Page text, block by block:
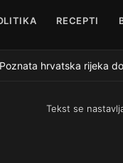
RECEPTI
hrvatska rijeka
Tekst se